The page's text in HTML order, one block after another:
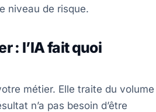
niveau de risque.
: l’IA fait quoi
métier. Elle traite du volume
n’a pas besoin d’être